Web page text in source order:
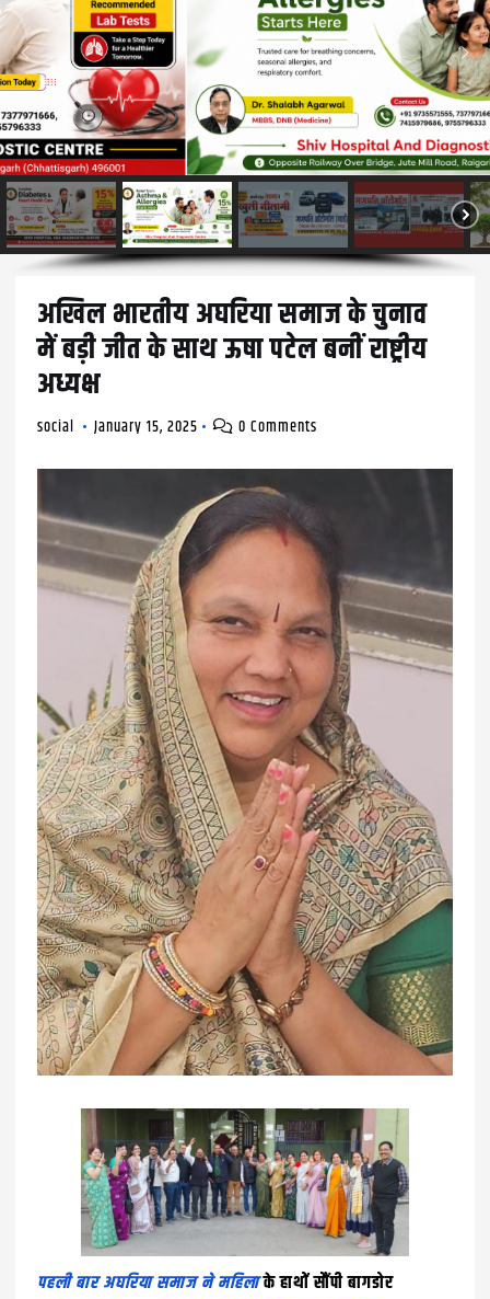
अखिल भारतीय अघरिया समाज के चुनाव
में बड़ी जीत के साथ ऊषा पटेल बनीं राष्ट्रीय
अध्यक्ष
social January 15, 2025 0 Comments
पहली बार अघरिया समाज ने महिलाके हाथों सौंपी बागडोर